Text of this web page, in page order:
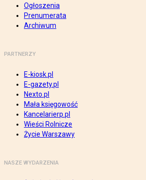
Ogłoszenia
Prenumerata
Archiwum
PARTNERZY
E-kiosk.pl
E-gazety.pl
Nexto.pl
Mała księgowość
Kancelarierp.pl
Wieści Rolnicze
Życie Warszawy
NASZE WYDARZENIA